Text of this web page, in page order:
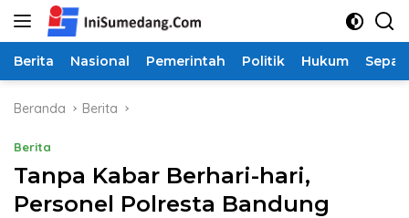
Langsung
Berita Nasional Pemerintah Politik Hukum
Beranda Berita
Berita
Tanpa Kabar Berhari-hari,
Personel Polresta Bandung